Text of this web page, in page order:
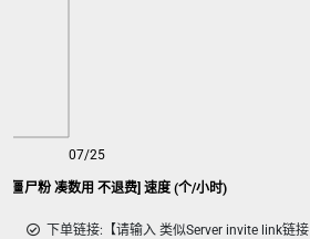
[僵尸粉 凑数用 不退费] 速度 (个/小时)
07/25
下单链接:【请输入 类似Server invite link链接